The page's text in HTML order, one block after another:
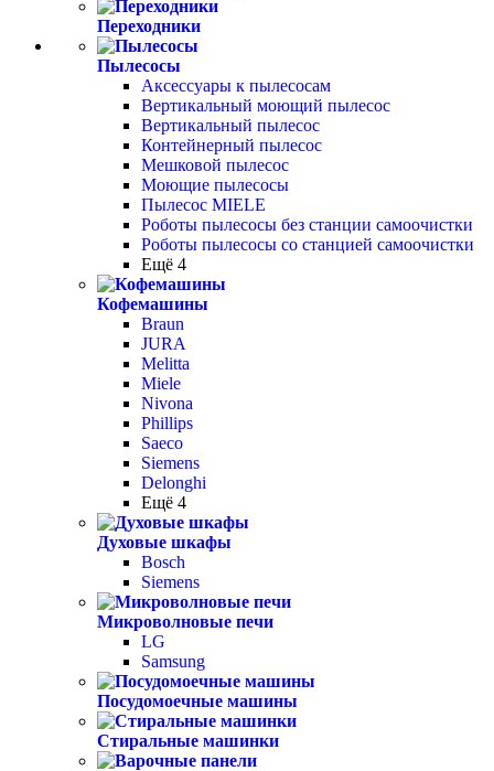
Переходники
Пылесосы
Аксессуары к пылесосам
Вертикальный моющий пылесос
Вертикальный пылесос
Контейнерный пылесос
Мешковой пылесос
Моющие пылесосы
Пылесос MIELE
Роботы пылесосы без станции самоочистки
Роботы пылесосы со станцией самоочистки
Ещё 4
Кофемашины
Braun
JURA
Melitta
Miele
Nivona
Phillips
Saeco
Siemens
Delonghi
Ещё 4
Духовые шкафы
Bosch
Siemens
Микроволновые печи
LG
Samsung
Посудомоечные машины
Стиральные машинки